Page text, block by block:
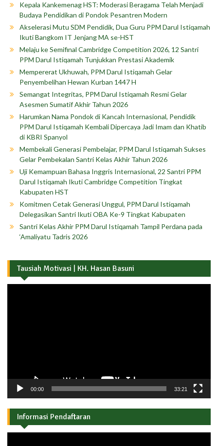
Kepala Kankemenag HST: Moderasi Beragama Telah Menjadi
Budaya Pendidikan di Pondok Pesantren Modern
Akselerasi Mutu SDM Pendidik, Dua Guru PPM Darul Istiqamah
Ikuti Bangkom IT Jenjang MA se-HST
Melaju ke Semifinal Cambridge Competition 2026, 12 Santri
PPM Darul Istiqamah Tunjukkan Prestasi Akademik
Mempererat Ukhuwah, PPM Darul Istiqamah Gelar
Penyembelihan Hewan Kurban 1447 H
Semangat Integritas, PPM Darul Istiqamah Resmi Gelar
Asesmen Sumatif Akhir Tahun 2026
Harumkan Nama Pondok di Kancah Internasional, Pendidik
PPM Darul Istiqamah Kembali Dipercaya Jadi Imam dan Khatib
di KBRI Spanyol
Membekali Generasi Pembelajar, PPM Darul Istiqamah Sukses
Gelar Pembekalan Santri Kelas Akhir Tahun 2026
Uji Kemampuan Bahasa Inggris Internasional, 22 Santri PPM
Darul Istiqamah Ikuti Cambridge Competition Tingkat
Kabupaten HST
Komitmen Cetak Generasi Unggul, PPM Darul Istiqamah
Delegasikan Santri Ikuti OBA Ke-9 Tingkat Kabupaten
Santri Kelas Akhir PPM Darul Istiqamah Tampil Perdana pada
‘Amaliyatu Tadris 2026
Tausiah Motivasi | KH. Hasan Basuni
00:00 33:21
Informasi Pendaftaran